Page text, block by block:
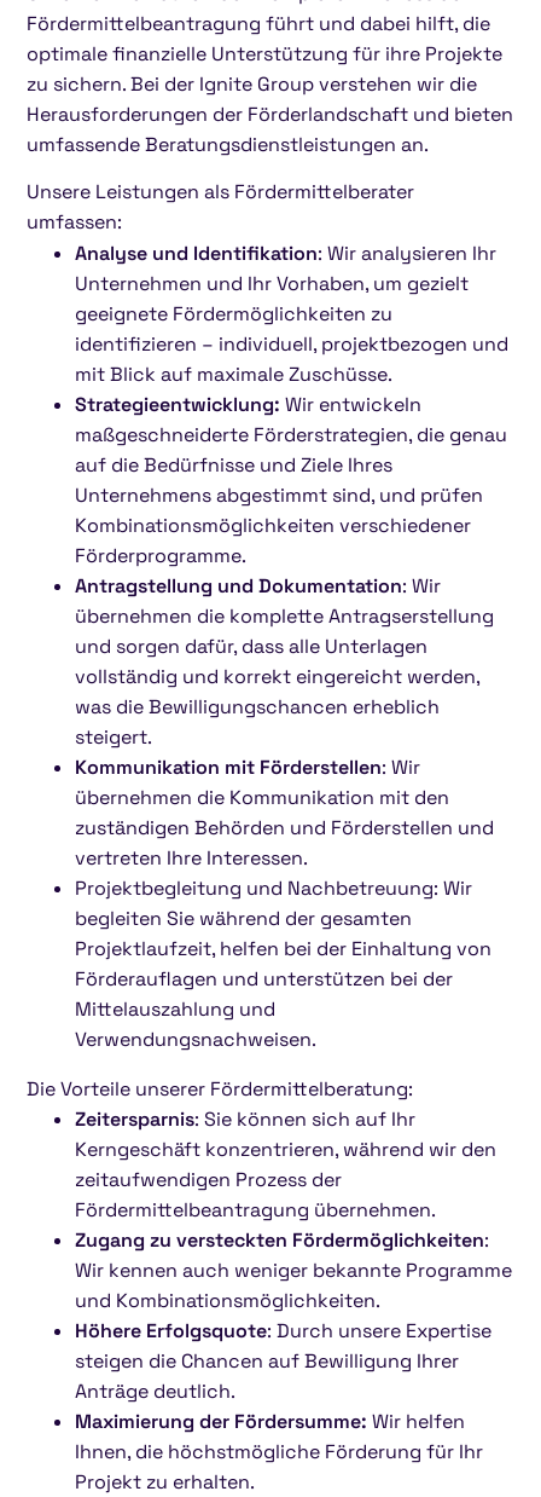
Fördermittelbeantragung führt und dabei hilft, die
optimale finanzielle Unterstützung für ihre Projekte
zu sichern. Bei der Ignite Group verstehen wir die
Herausforderungen der Förderlandschaft und bieten
umfassende Beratungsdienstleistungen an.
Unsere Leistungen als Fördermittelberater
umfassen:
Analyse und Identifikation: Wir analysieren Ihr
Unternehmen und Ihr Vorhaben, um gezielt
geeignete Fördermöglichkeiten zu
identifizieren – individuell, projektbezogen und
mit Blick auf maximale Zuschüsse.
Strategieentwicklung: Wir entwickeln
maßgeschneiderte Förderstrategien, die genau
auf die Bedürfnisse und Ziele Ihres
Unternehmens abgestimmt sind, und prüfen
Kombinationsmöglichkeiten verschiedener
Förderprogramme.
Antragstellung und Dokumentation: Wir
übernehmen die komplette Antragserstellung
und sorgen dafür, dass alle Unterlagen
vollständig und korrekt eingereicht werden,
was die Bewilligungschancen erheblich
steigert.
Kommunikation mit Förderstellen: Wir
übernehmen die Kommunikation mit den
zuständigen Behörden und Förderstellen und
vertreten Ihre Interessen.
Projektbegleitung und Nachbetreuung: Wir
begleiten Sie während der gesamten
Projektlaufzeit, helfen bei der Einhaltung von
Förderauflagen und unterstützen bei der
Mittelauszahlung und
Verwendungsnachweisen.
Die Vorteile unserer Fördermittelberatung:
Zeitersparnis: Sie können sich auf Ihr
Kerngeschäft konzentrieren, während wir den
zeitaufwendigen Prozess der
Fördermittelbeantragung übernehmen.
Zugang zu versteckten Fördermöglichkeiten:
Wir kennen auch weniger bekannte Programme
und Kombinationsmöglichkeiten.
Höhere Erfolgsquote: Durch unsere Expertise
steigen die Chancen auf Bewilligung Ihrer
Anträge deutlich.
Maximierung der Fördersumme: Wir helfen
Ihnen, die höchstmögliche Förderung für Ihr
Projekt zu erhalten.